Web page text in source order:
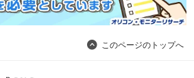
このページのトップへ